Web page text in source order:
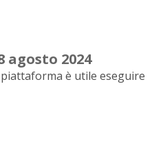
agosto 2024
è utile eseguire